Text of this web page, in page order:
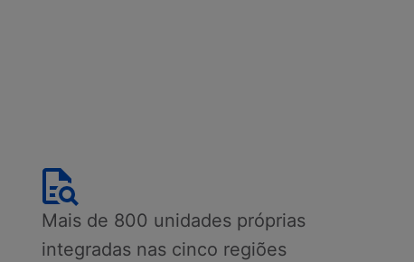
Mais de 800 unidades próprias
integradas nas cinco regiões